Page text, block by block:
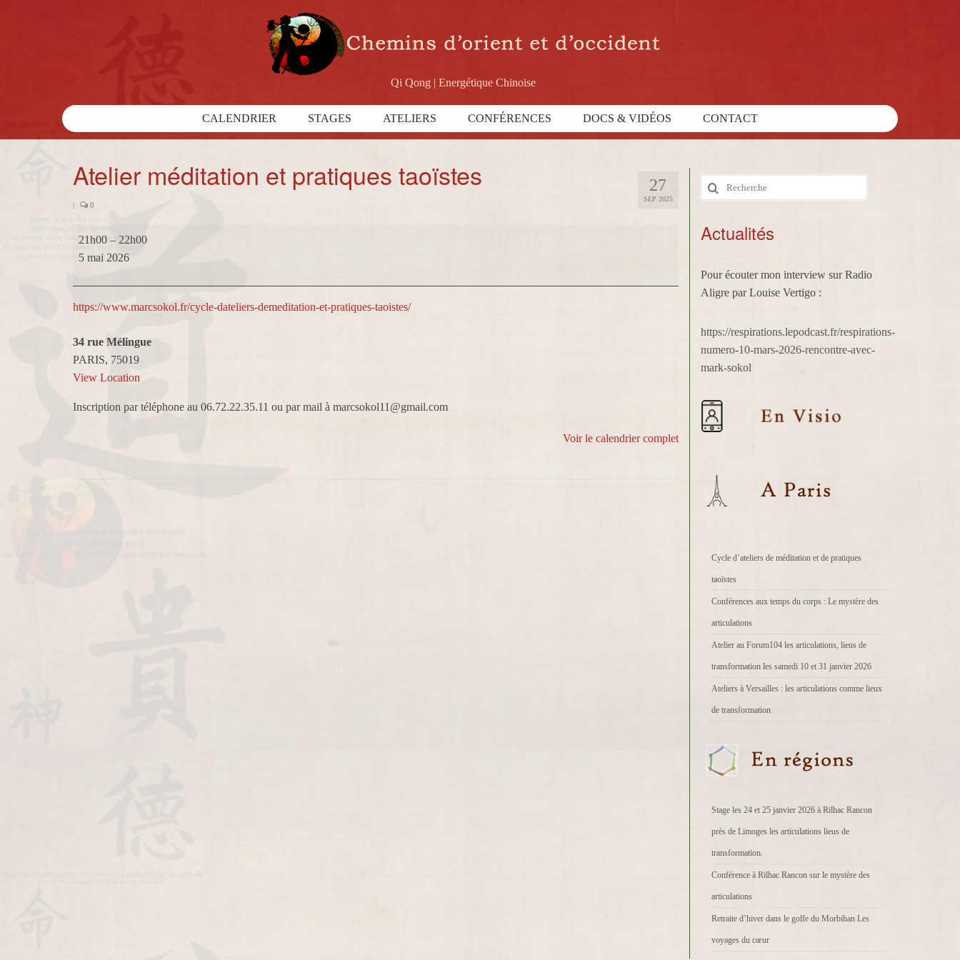
Qi Qong | Energétique Chinoise
CALENDRIER STAGES ATELIERS CONFÉRENCES DOCS & VIDÉOS CONTACT
27
SEP 2025
Atelier méditation et pratiques taoïstes
| 0
Atelier
méditation
pratiques
taoïstes
21h00 – 22h00
5 mai 2026
https://www.marcsokol.fr/cycle-dateliers-demeditation-et-pratiques-taoistes/
34 rue Mélingue
PARIS, 75019
View Location
Inscription par téléphone au 06.72.22.35.11 ou par mail à marcsokol11@gmail.com
Voir le calendrier complet
Rechercher
:
Actualités
Pour écouter mon interview sur Radio
Aligre par Louise Vertigo :
https://respirations.lepodcast.fr/respirations-
numero-10-mars-2026-rencontre-avec-
mark-sokol
Cycle d’ateliers de méditation et de pratiques
taoïstes
Conférences aux temps du corps : Le mystère des
articulations
Atelier au Forum104 les articulations, lieus de
transformation les samedi 10 et 31 janvier 2026
Ateliers à Versailles : les articulations comme lieux
de transformation
Stage les 24 et 25 janvier 2026 à Rilhac Rancon
près de Limoges les articulations lieus de
transformation.
Conférence à Rilhac Rancon sur le mystère des
articulations
Retraite d’hiver dans le golfe du Morbihan Les
voyages du cœur